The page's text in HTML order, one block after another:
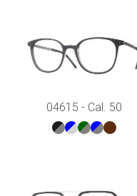
04615 - Cal. 50